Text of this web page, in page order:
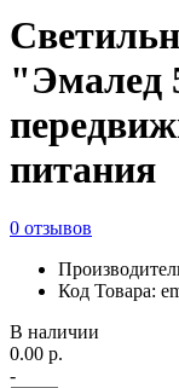
"Эмалед
питания
0 отзывов
Код Товара:
В наличии
0.00 р.
-